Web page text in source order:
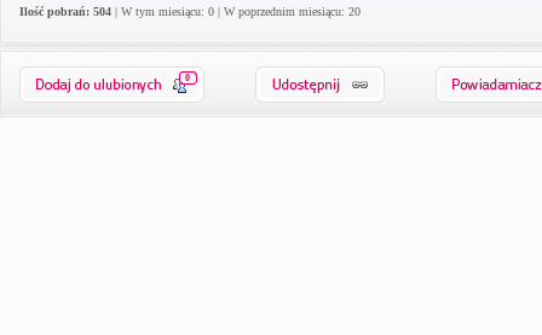
Ilość pobrań: 504 | W tym miesiącu: 0 | W poprzednim miesiącu: 20
0